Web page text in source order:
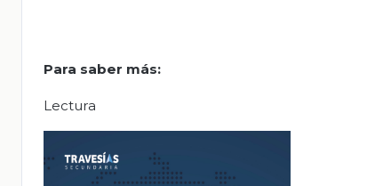
Para saber más:
Lectura